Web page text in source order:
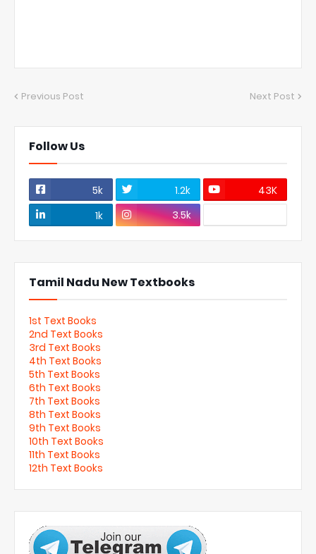
Previous Post Next Post
Follow Us
5k 1.2k
43K
1k
3.5k
Tamil Nadu New Textbooks
1st Text Books
2nd Text Books
3rd Text Books
4th Text Books
5th Text Books
6th Text Books
7th Text Books
8th Text Books
9th Text Books
10th Text Books
11th Text Books
12th Text Books